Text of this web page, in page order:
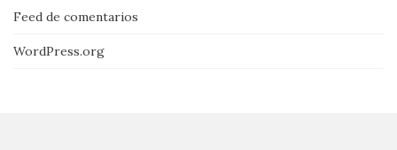
Feed de comentarios
WordPress.org